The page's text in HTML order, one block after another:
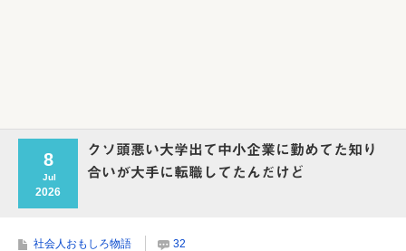
8
Jul
2026
クソ頭悪い大学出て中小企業に勤めてた知り
合いが大手に転職してたんだけど
社会人おもしろ物語 32